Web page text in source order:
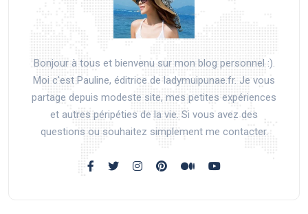
Bonjour à tous et bienvenu sur mon blog personnel :).
Moi c'est Pauline, éditrice de ladymuipunae.fr. Je vous
partage depuis modeste site, mes petites expériences
et autres péripéties de la vie. Si vous avez des
questions ou souhaitez simplement me contacter.